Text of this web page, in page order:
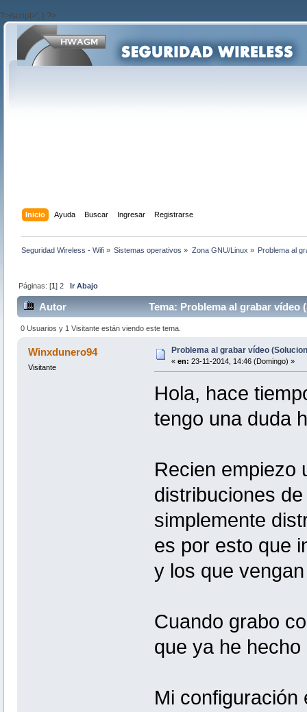
?>/script>'; } ?>
Inicio Ayuda Buscar Ingresar Registrarse
Seguridad Wireless - Wifi » Sistemas operativos » Zona GNU/Linux » Problema al
Páginas: [1]2 Ir Abajo
Autor Tema: Problema al grabar vídeo
0 Usuarios y 1 Visitante están viendo este tema.
Winxdunero94
Visitante
Problema al grabar vídeo
« en: 23-11-2014, 14:46 (Domingo) »
Hola, hace
tengo una duda
Recien empiezo
distribuciones
simplemente
es por esto que
y los que
Cuando grabo
que ya he
Mi configuración